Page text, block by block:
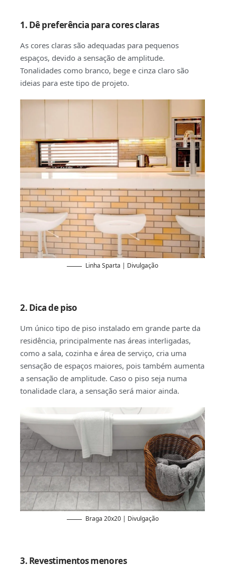
1. Dê preferência para cores claras
As cores claras são adequadas para pequenos
espaços, devido a sensação de amplitude.
Tonalidades como branco, bege e cinza claro são
ideias para este tipo de projeto.
Linha Sparta | Divulgação
2. Dica de piso
Um único tipo de piso instalado em grande parte da
residência, principalmente nas áreas interligadas,
como a sala, cozinha e área de serviço, cria uma
sensação de espaços maiores, pois também aumenta
a sensação de amplitude. Caso o piso seja numa
tonalidade clara, a sensação será maior ainda.
Braga 20x20 | Divulgação
3. Revestimentos menores